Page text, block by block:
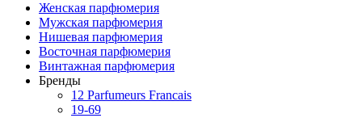
Женская парфюмерия
Мужская парфюмерия
Нишевая парфюмерия
Восточная парфюмерия
Винтажная парфюмерия
Бренды
12 Parfumeurs Francais
19-69